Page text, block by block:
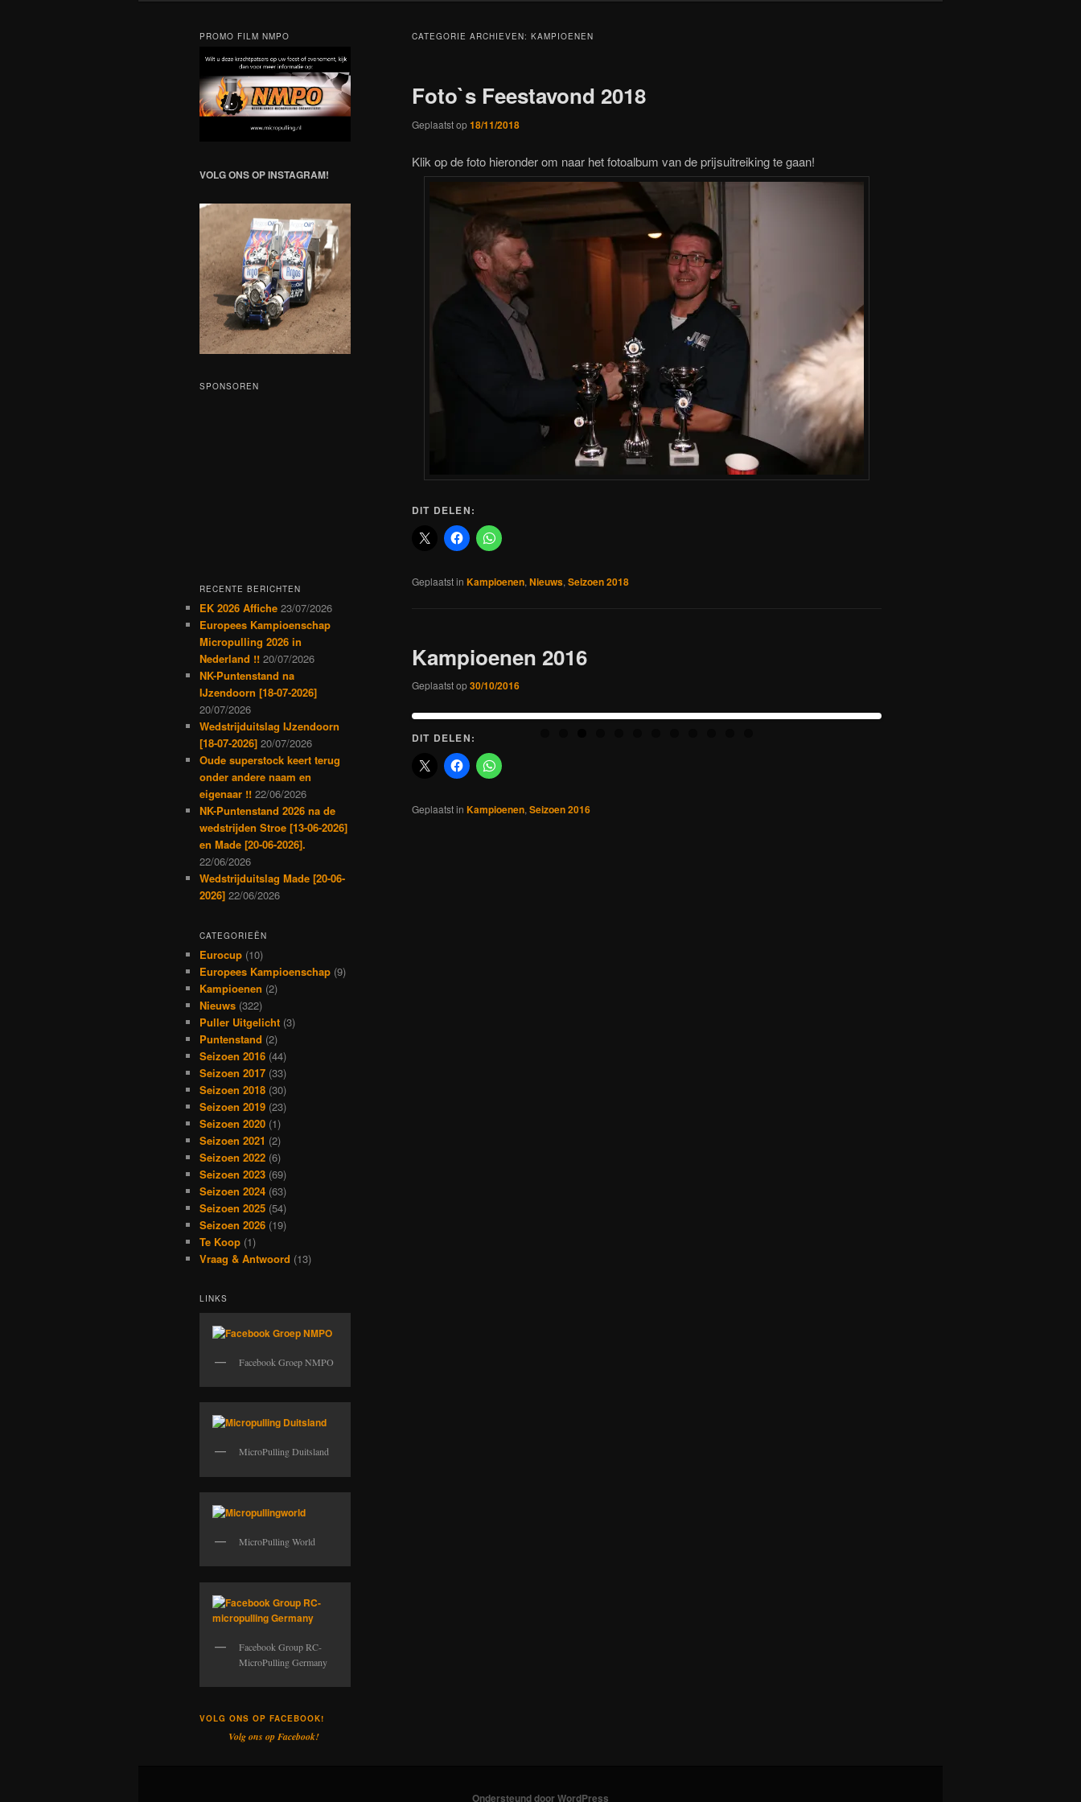
CATEGORIE ARCHIEVEN: KAMPIOENEN
Foto`s Feestavond 2018
Geplaatst op18/11/2018
Klik op de foto hieronder om naar het fotoalbum van de prijsuitreiking te gaan!
DIT DELEN:
Geplaatst in Kampioenen, Nieuws, Seizoen 2018
Kampioenen 2016
Geplaatst op30/10/2016
DIT DELEN:
Geplaatst in Kampioenen, Seizoen 2016
PROMO FILM NMPO
VOLG ONS OP INSTAGRAM!
SPONSOREN
RECENTE BERICHTEN
EK 2026 Affiche 23/07/2026
Europees Kampioenschap
Micropulling 2026 in
Nederland !! 20/07/2026
NK-Puntenstand na
IJzendoorn [18-07-2026]
20/07/2026
Wedstrijduitslag IJzendoorn
[18-07-2026] 20/07/2026
Oude superstock keert terug
onder andere naam en
eigenaar !! 22/06/2026
NK-Puntenstand 2026 na de
wedstrijden Stroe [13-06-2026]
en Made [20-06-2026].
22/06/2026
Wedstrijduitslag Made [20-06-
2026] 22/06/2026
CATEGORIEËN
Eurocup (10)
Europees Kampioenschap (9)
Kampioenen (2)
Nieuws (322)
Puller Uitgelicht (3)
Puntenstand (2)
Seizoen 2016 (44)
Seizoen 2017 (33)
Seizoen 2018 (30)
Seizoen 2019 (23)
Seizoen 2020 (1)
Seizoen 2021 (2)
Seizoen 2022 (6)
Seizoen 2023 (69)
Seizoen 2024 (63)
Seizoen 2025 (54)
Seizoen 2026 (19)
Te Koop (1)
Vraag & Antwoord (13)
LINKS
Facebook Groep NMPO
MicroPulling Duitsland
MicroPulling World
Facebook Group RC-
MicroPulling Germany
VOLG ONS OP FACEBOOK!
Volg ons op Facebook!
Ondersteund door WordPress